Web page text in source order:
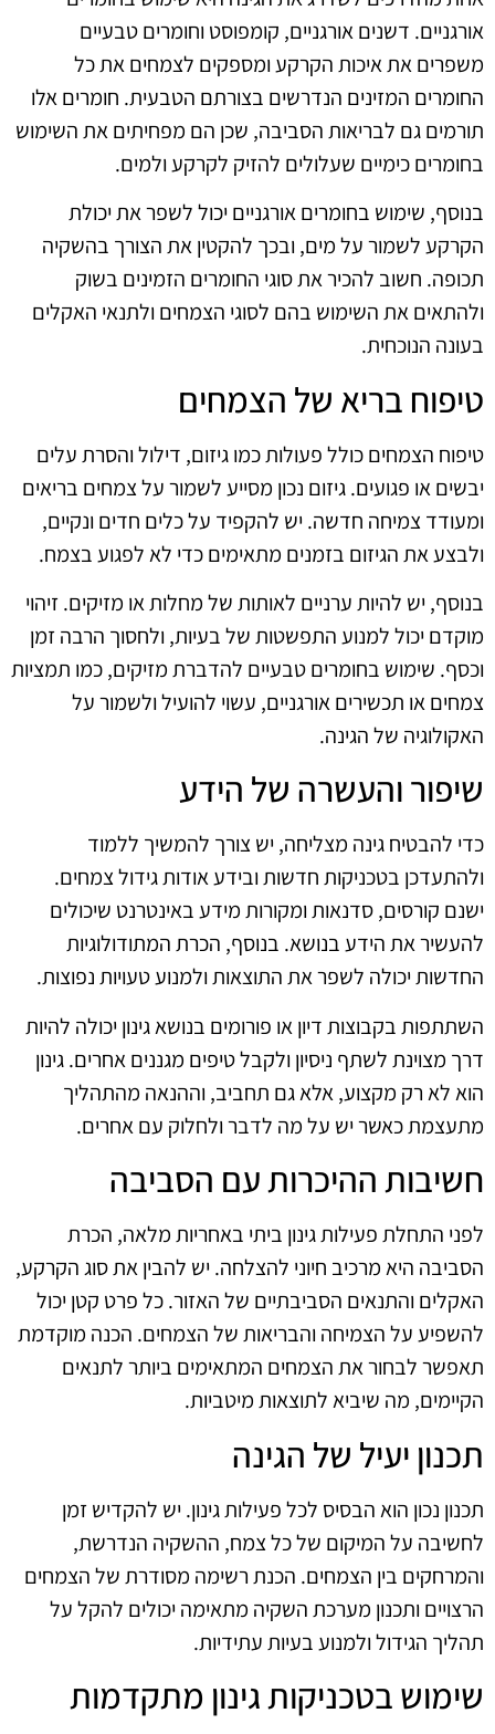
אורגניים. דשנים אורגניים, קומפוסט וחומרים טבעיים
משפרים את איכות הקרקע ומספקים לצמחים את כל
החומרים המזינים הנדרשים בצורתם הטבעית. חומרים אלו
תורמים גם לבריאות הסביבה, שכן הם מפחיתים את השימוש
בחומרים כימיים שעלולים להזיק לקרקע ולמים.
בנוסף, שימוש בחומרים אורגניים יכול לשפר את יכולת
הקרקע לשמור על מים, ובכך להקטין את הצורך בהשקיה
תכופה. חשוב להכיר את סוגי החומרים הזמינים בשוק
ולהתאים את השימוש בהם לסוגי הצמחים ולתנאי האקלים
בעונה הנוכחית.
טיפוח בריא של הצמחים
טיפוח הצמחים כולל פעולות כמו גיזום, דילול והסרת עלים
יבשים או פגועים. גיזום נכון מסייע לשמור על צמחים בריאים
ומעודד צמיחה חדשה. יש להקפיד על כלים חדים ונקיים,
ולבצע את הגיזום בזמנים מתאימים כדי לא לפגוע בצמח.
בנוסף, יש להיות ערניים לאותות של מחלות או מזיקים. זיהוי
מוקדם יכול למנוע התפשטות של בעיות, ולחסוך הרבה זמן
וכסף. שימוש בחומרים טבעיים להדברת מזיקים, כמו תמציות
צמחים או תכשירים אורגניים, עשוי להועיל ולשמור על
האקולוגיה של הגינה.
שיפור והעשרה של הידע
כדי להבטיח גינה מצליחה, יש צורך להמשיך ללמוד
ולהתעדכן בטכניקות חדשות ובידע אודות גידול צמחים.
ישנם קורסים, סדנאות ומקורות מידע באינטרנט שיכולים
להעשיר את הידע בנושא. בנוסף, הכרת המתודולוגיות
החדשות יכולה לשפר את התוצאות ולמנוע טעויות נפוצות.
השתתפות בקבוצות דיון או פורומים בנושא גינון יכולה להיות
דרך מצוינת לשתף ניסיון ולקבל טיפים מגננים אחרים. גינון
הוא לא רק מקצוע, אלא גם תחביב, וההנאה מהתהליך
מתעצמת כאשר יש על מה לדבר ולחלוק עם אחרים.
חשיבות ההיכרות עם הסביבה
לפני התחלת פעילות גינון ביתי באחריות מלאה, הכרת
הסביבה היא מרכיב חיוני להצלחה. יש להבין את סוג הקרקע,
האקלים והתנאים הסביבתיים של האזור. כל פרט קטן יכול
להשפיע על הצמיחה והבריאות של הצמחים. הכנה מוקדמת
תאפשר לבחור את הצמחים המתאימים ביותר לתנאים
הקיימים, מה שיביא לתוצאות מיטביות.
תכנון יעיל של הגינה
תכנון נכון הוא הבסיס לכל פעילות גינון. יש להקדיש זמן
לחשיבה על המיקום של כל צמח, ההשקיה הנדרשת,
והמרחקים בין הצמחים. הכנת רשימה מסודרת של הצמחים
הרצויים ותכנון מערכת השקיה מתאימה יכולים להקל על
תהליך הגידול ולמנוע בעיות עתידיות.
שימוש בטכניקות גינון מתקדמות